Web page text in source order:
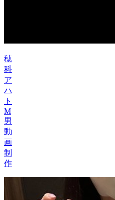
穂
科
ア
ハ
ト
M
男
動
画
制
作